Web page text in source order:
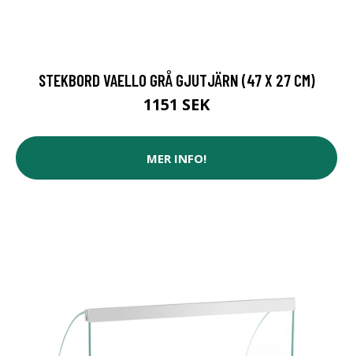
STEKBORD VAELLO GRÅ GJUTJÄRN (47 X 27 CM)
1151 SEK
MER INFO!